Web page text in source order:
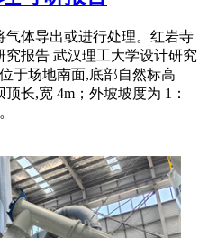
气体导出或进行处理。红岩寺
报告 武汉理工大学设计研究
于场地南面,底部自然标高
长,宽 4m；外坡坡度为 1：